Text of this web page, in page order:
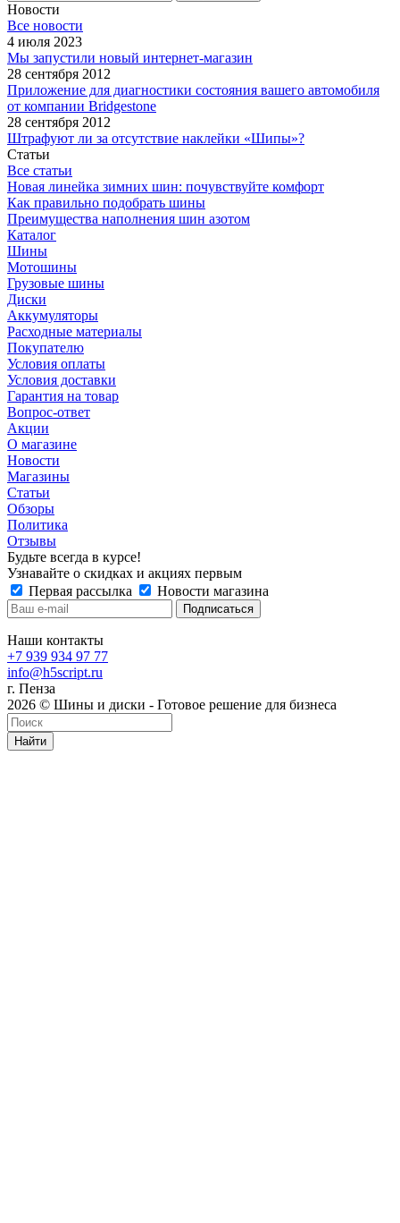
Новости
Все новости
4 июля 2023
Мы запустили новый интернет-магазин
28 сентября 2012
Приложение для диагностики состояния вашего автомобиля
от компании Bridgestone
28 сентября 2012
Штрафуют ли за отсутствие наклейки «Шипы»?
Статьи
Все статьи
Новая линейка зимних шин: почувствуйте комфорт
Как правильно подобрать шины
Преимущества наполнения шин азотом
Каталог
Шины
Мотошины
Грузовые шины
Диски
Аккумуляторы
Расходные материалы
Покупателю
Условия оплаты
Условия доставки
Гарантия на товар
Вопрос-ответ
Акции
О магазине
Новости
Магазины
Статьи
Обзоры
Политика
Отзывы
Будьте всегда в курсе!
Узнавайте о скидках и акциях первым
Первая рассылка
Новости магазина
Наши контакты
+7 939 934 97 77
info@h5script.ru
г. Пенза
2026 © Шины и диски - Готовое решение для бизнеса
Найти